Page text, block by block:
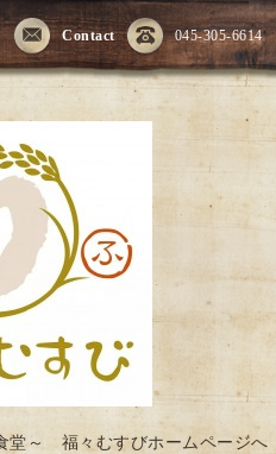
045-305-6614
Contact
堂～ 福々むすびホームページへ